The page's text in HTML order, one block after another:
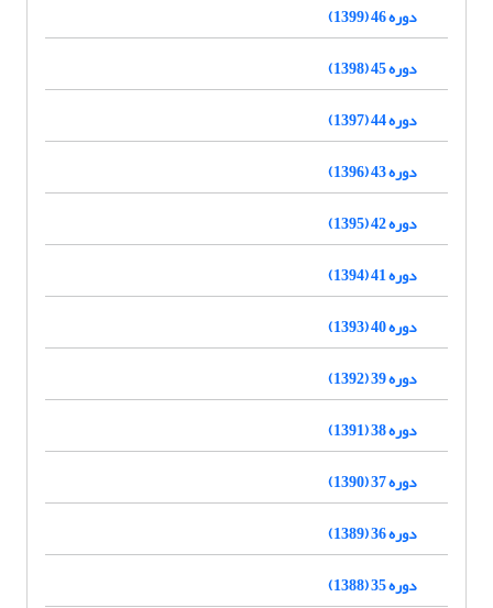
دوره 46 (1399)
دوره 45 (1398)
دوره 44 (1397)
دوره 43 (1396)
دوره 42 (1395)
دوره 41 (1394)
دوره 40 (1393)
دوره 39 (1392)
دوره 38 (1391)
دوره 37 (1390)
دوره 36 (1389)
دوره 35 (1388)